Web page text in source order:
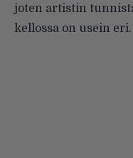
joten artistin
kellossa on usein eri.